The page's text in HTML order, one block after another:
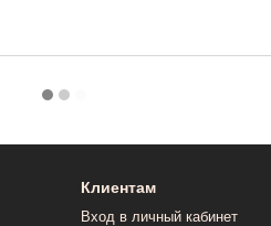
Клиентам
Вход в личный кабинет